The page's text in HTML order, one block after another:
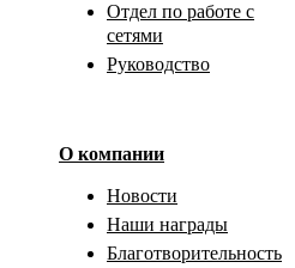
Отдел по работе с
сетями
Руководство
О компании
Новости
Наши награды
Благотворительность